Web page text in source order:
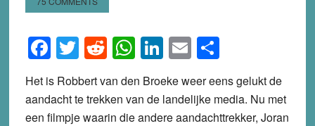
Facebook
Twitter
Reddit
WhatsApp
LinkedIn
EmailShare
Het is Robbert van den Broeke weer eens gelukt de
aandacht te trekken van de landelijke media. Nu met
een filmpje waarin die andere aandachttrekker, Joran